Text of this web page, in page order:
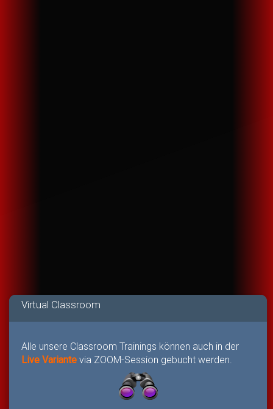
Virtual Classroom
Alle unsere Classroom Trainings können auch in der
Live Variante via ZOOM-Session gebucht werden.